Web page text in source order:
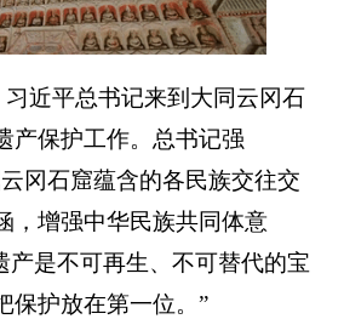
习近平总书记来到大同云冈石
产保护工作。总书记强
冈石窟蕴含的各民族交往交
，增强中华民族共同体意
产是不可再生、不可替代的宝
保护放在第一位。”